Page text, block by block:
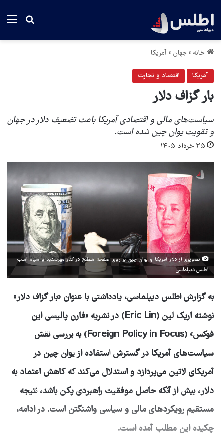
جستجو
خانه » جهان » آمریکا
آمریکا اقتصاد و تجارت
بار گزاف دلار
سیاست‌های مالی و اقتصادی آمریکا باعث تضعیف دلار در جهان
و تقویت یوان چین شده است.
۲۵ خرداد ۱۴۰۵
تصویری از دلار آمریکا و یوان چین بر روی صفحه شطنج در کنار مهرسفید و سیاه اسب _
اطلس دیپلماسی
به گزارش اطلس دیپلماسی، یادداشتی با عنوان «بار گزاف دلار»
نوشته اریک لین (Eric Lin) در نشریه «فارن پالیسی این
فوکس» (Foreign Policy in Focus) به بررسی نقش
سیاست‌های آمریکا در گسترش استفاده از یوان چین در
آمریکای لاتین می‌پردازد و استدلال می‌کند که کاهش اعتماد به
دلار، بیش از آنکه حاصل موفقیت راهبردی پکن باشد، نتیجه
مستقیم رویکردهای مالی و سیاسی واشنگتن است. در ادامه،
چکیده این مطلب آمده است.